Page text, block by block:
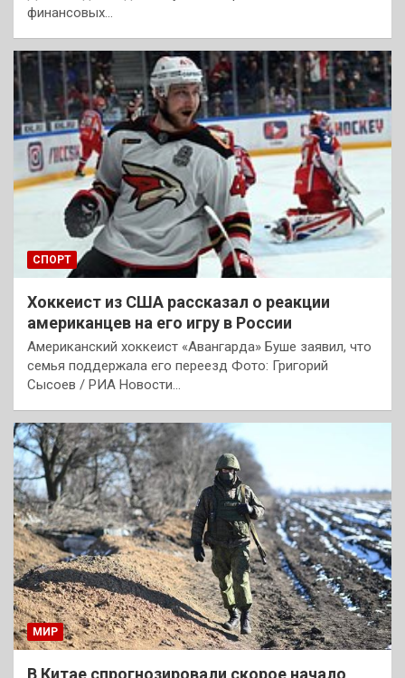
финансовых…
СПОРТ
Хоккеист из США рассказал о реакции
американцев на его игру в России
Американский хоккеист «Авангарда» Буше заявил, что
семья поддержала его переезд Фото: Григорий
Сысоев / РИА Новости…
МИР
В Китае спрогнозировали скорое начало